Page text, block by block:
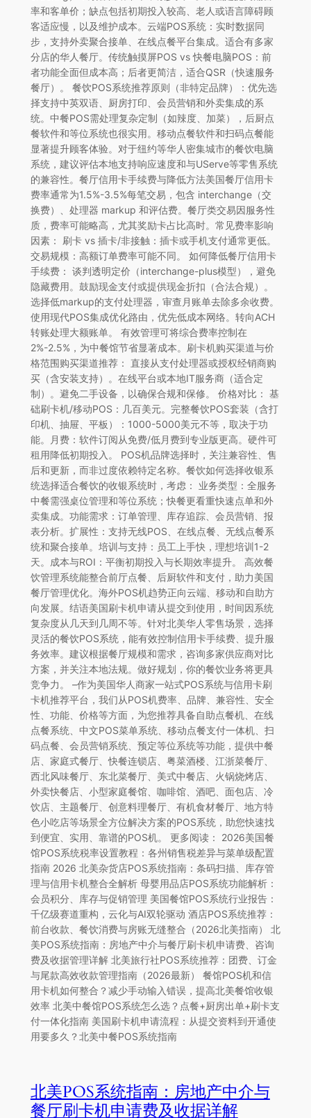
率和客单价；缺点包括初期投入较高、老人或语言障碍顾
客适应慢，以及维护成本。云端POS系统：实时数据同
步，支持外卖聚合接单、在线点餐平台集成。适合有多家
分店的华人餐厅。传统触摸屏POS vs 快餐电脑POS：前
者功能全面但成本高；后者更简洁，适合QSR（快速服务
餐厅）。 餐饮POS系统推荐原则（非特定品牌）：优先选
择支持中英双语、厨房打印、会员营销和外卖集成的系
统。中餐POS需处理复杂定制（如辣度、加菜），后厨点
餐软件和等位系统也很实用。移动点餐软件和扫码点餐能
显著提升顾客体验。对于纽约等华人密集城市的餐饮电脑
系统，建议评估本地支持响应速度和与UServe等零售系统
的兼容性。餐厅信用卡手续费与降低方法美国餐厅信用卡
费率通常为1.5%-3.5%每笔交易，包含 interchange（交
换费）、处理器 markup 和评估费。餐厅类交易因服务性
质，费率可能略高，尤其奖励卡占比高时。常见费率影响
因素： 刷卡 vs 插卡/非接触：插卡或手机支付通常更低。
交易规模：高额订单费率可能不同。 如何降低餐厅信用卡
手续费： 谈判透明定价（interchange-plus模型），避免
隐藏费用。鼓励现金支付或提供现金折扣（合法合规）。
选择低markup的支付处理器，审查月账单去除多余收费。
使用现代POS集成优化路由，优先低成本网络。转向ACH
转账处理大额账单。 有效管理可将综合费率控制在
2%-2.5%，为中餐馆节省显著成本。刷卡机购买渠道与价
格范围购买渠道推荐： 直接从支付处理器或授权经销商购
买（含安装支持）。在线平台或本地IT服务商（适合定
制）。避免二手设备，以确保合规和保修。 价格对比： 基
础刷卡机/移动POS：几百美元。完整餐饮POS套装（含打
印机、抽屉、平板）：1000-5000美元不等，取决于功
能。月费：软件订阅从免费/低月费到专业版更高。硬件可
租用降低初期投入。 POS机品牌选择时，关注兼容性、售
后和更新，而非过度依赖特定名称。餐饮如何选择收银系
统选择适合餐饮的收银系统时，考虑： 业务类型：全服务
中餐需强桌位管理和等位系统；快餐更看重快速点单和外
卖集成。功能需求：订单管理、库存追踪、会员营销、报
表分析。扩展性：支持无线POS、在线点餐、无线点餐系
统和聚合接单。培训与支持：员工上手快，理想培训1-2
天。成本与ROI：平衡初期投入与长期效率提升。 高效餐
饮管理系统能整合前厅点餐、后厨软件和支付，助力美国
餐厅管理优化。海外POS机趋势正向云端、移动和自助方
向发展。结语美国刷卡机申请从提交到使用，时间因系统
复杂度从几天到几周不等。针对北美华人零售场景，选择
灵活的餐饮POS系统，能有效控制信用卡手续费、提升服
务效率。建议根据餐厅规模和需求，咨询多家供应商对比
方案，并关注本地法规。做好规划，你的餐饮业务将更具
竞争力。 –作为美国华人商家一站式POS系统与信用卡刷
卡机推荐平台，我们从POS机费率、品牌、兼容性、安全
性、功能、价格等方面，为您推荐具备自助点餐机、在线
点餐系统、中文POS菜单系统、移动点餐支付一体机、扫
码点餐、会员营销系统、预定等位系统等功能，提供中餐
店、家庭式餐厅、快餐连锁店、粤菜酒楼、江浙菜餐厅、
西北风味餐厅、东北菜餐厅、美式中餐店、火锅烧烤店、
外卖快餐店、小型家庭餐馆、咖啡馆、酒吧、面包店、冷
饮店、主题餐厅、创意料理餐厅、有机食材餐厅、地方特
色小吃店等场景全方位解决方案的POS系统，助您快速找
到便宜、实用、靠谱的POS机。 更多阅读： 2026美国餐
馆POS系统税率设置教程：各州销售税差异与菜单级配置
指南 2026 北美杂货店POS系统指南：条码扫描、库存管
理与信用卡机整合全解析 母婴用品店POS系统功能解析：
会员积分、库存与促销管理 美国餐馆POS系统行业报告：
千亿级赛道重构，云化与AI双轮驱动 酒店POS系统推荐：
前台收款、餐饮消费与房账无缝整合（2026北美指南） 北
美POS系统指南：房地产中介与餐厅刷卡机申请费、咨询
费及收据管理详解 北美旅行社POS系统推荐：团费、订金
与尾款高效收款管理指南（2026最新） 餐馆POS机和信
用卡机如何整合？减少手动输入错误，提高北美餐馆收银
效率 北美中餐馆POS系统怎么选？点餐+厨房出单+刷卡支
付一体化指南 美国刷卡机申请流程：从提交资料到开通使
用要多久？北美中餐POS系统指南
北美POS系统指南：房地产中介与
餐厅刷卡机申请费及收据详解